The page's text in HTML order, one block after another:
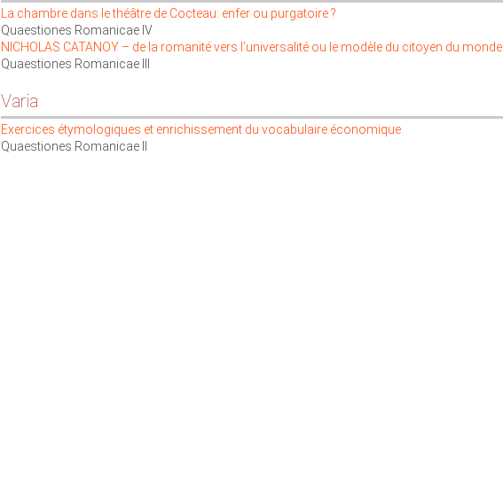
La chambre dans le théâtre de Cocteau: enfer ou purgatoire ?
Quaestiones Romanicae IV
NICHOLAS CATANOY – de la romanité vers l’universalité ou le modèle du citoyen du monde
Quaestiones Romanicae III
Varia
Exercices étymologiques et enrichissement du vocabulaire économique
Quaestiones Romanicae II